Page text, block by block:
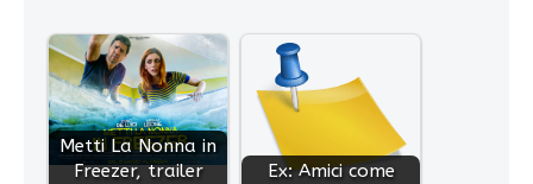
Metti La Nonna in
Freezer, trailer
Ex: Amici come